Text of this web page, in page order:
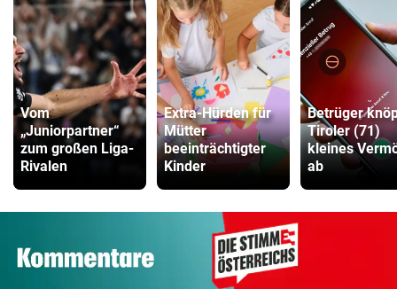
Vom
„Juniorpartner“
zum großen Liga-
Rivalen
Extra-Hürden für
Mütter
beeinträchtigter
Kinder
Betrüger
Tiroler (71)
kleines
ab